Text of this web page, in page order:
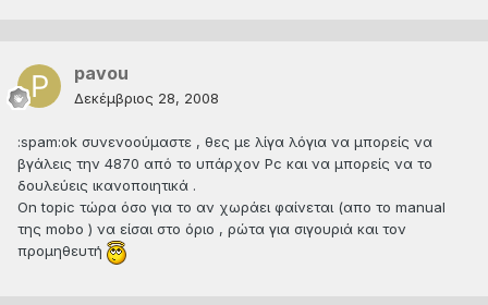
pavou
Δεκέμβριος 28, 2008
:spam:ok συνενοούμαστε , θες με λίγα λόγια να μπορείς να
βγάλεις την 4870 από το υπάρχον Pc και να μπορείς να το
δουλεύεις ικανοποιητικά .
On topic τώρα όσο για το αν χωράει φαίνεται (απο το manual
της mobo ) να είσαι στο όριο , ρώτα για σιγουριά και τον
προμηθευτή